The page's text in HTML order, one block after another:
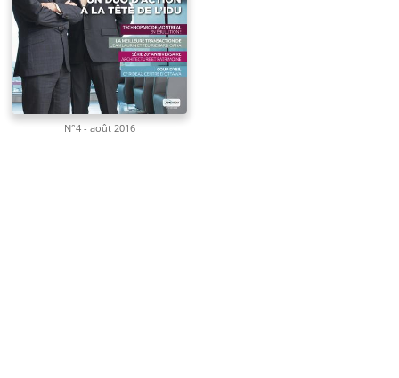
N°4 - août 2016